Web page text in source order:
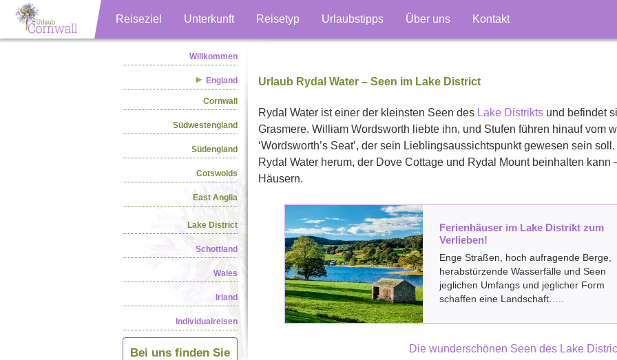
Reiseziel Unterkunft Reisetyp Urlaubstipps Über uns Kontakt
Willkommen
England
Cornwall
Südwestengland
Südengland
Cotswolds
East Anglia
Lake District
Schottland
Wales
Irland
Individualreisen
Bei uns finden Sie
Urlaub Rydal Water – Seen im Lake District
Rydal Water ist einer der kleinsten Seen des Lake Distriktsund befindet
Grasmere. William Wordsworth liebte ihn, und Stufen führen hinauf vom
‘Wordsworth’s Seat’, der sein Lieblingsaussichtspunkt gewesen sein
Rydal Water herum, der Dove Cottage und Rydal Mount beinhalten kann
Häusern.
Ferienhäuser im Lake Distrikt zum
Verlieben!
Enge Straßen, hoch aufragende Berge,
herabstürzende Wasserfälle und Seen
jeglichen Umfangs und jeglicher Form
schaffen eine Landschaft…..
Die wunderschönen Seen des Lake